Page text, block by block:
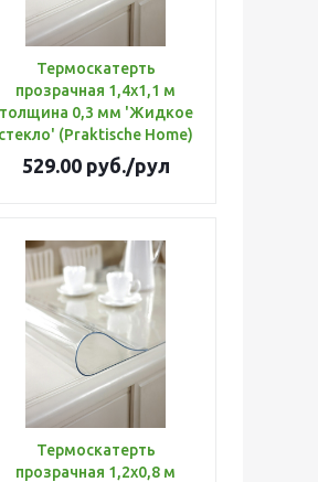
Термоскатерть
прозрачная 1,4х1,1 м
толщина 0,3 мм 'Жидкое
стекло' (Praktische Home)
529.00руб./рул
Термоскатерть
прозрачная 1,2х0,8 м